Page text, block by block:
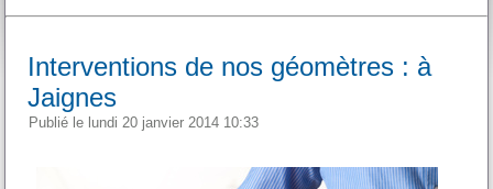
Interventions de nos géomètres : à
Jaignes
Publié le lundi 20 janvier 2014 10:33